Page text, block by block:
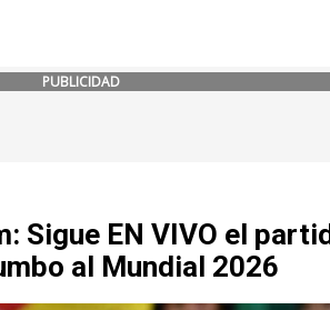
PUBLICIDAD
Sigue EN VIVO el
al Mundial 2026